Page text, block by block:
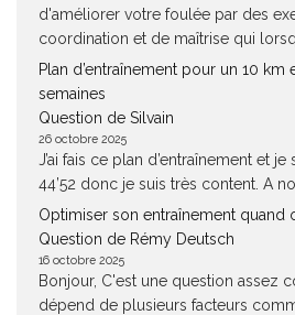
d'améliorer votre foulée par des
coordination et de maîtrise qui
Plan d’entraînement pour un 10 km
semaines
Question de Silvain
26 octobre 2025
J’ai fais ce plan d’entraînement et
44’52 donc je suis très content. A
Optimiser son entraînement quand
Question de Rémy Deutsch
16 octobre 2025
Bonjour, C'est une question assez
dépend de plusieurs facteurs